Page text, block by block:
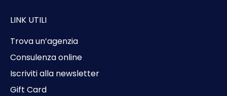
LINK UTILI
Trova un’agenzia
Consulenza online
Iscriviti alla newsletter
Gift Card